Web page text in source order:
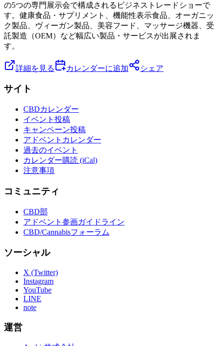
の5つの専門展示会で構成されるビジネストレードショーで
す。健康食品・サプリメント、機能性表示食品、オーガニッ
ク製品、ヴィーガン製品、美容フード、マッサージ機器、受
託製造（OEM）など幅広い製品・サービスが出展されま
す。
詳細を見る カレンダーに追加 シェア
サイト
CBDカレンダー
イベント投稿
キャンペーン投稿
アドベントカレンダー
過去のイベント
カレンダー購読 (iCal)
注意事項
コミュニティ
CBD部
アドベント参画ガイドライン
CBD/Cannabisフォーラム
ソーシャル
X (Twitter)
Instagram
YouTube
LINE
note
運営